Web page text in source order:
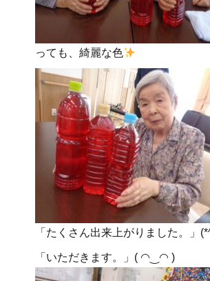
っても、綺麗な色
「たくさん出来上がりました。」
「いただきます。」( ◠‿◠ )